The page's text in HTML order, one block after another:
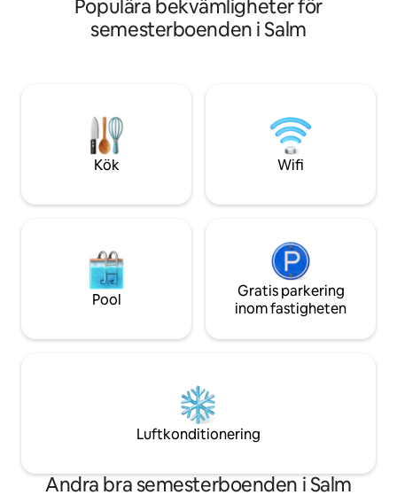
dalen. Fullt utrustat kök. Båda
sovrummen med dubbelsängar (160
börja med vår
avkoppling under
terrass kan du
Populära bekvämligheter för
semesterboenden i Salm
Kök Wifi
Pool
Gratis parkering
inom fastigheten
Luftkonditionering
Andra bra semesterboenden i Salm